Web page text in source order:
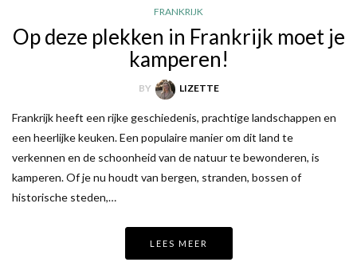
FRANKRIJK
Op deze plekken in Frankrijk moet je
kamperen!
BY LIZETTE
Frankrijk heeft een rijke geschiedenis, prachtige landschappen en
een heerlijke keuken. Een populaire manier om dit land te
verkennen en de schoonheid van de natuur te bewonderen, is
kamperen. Of je nu houdt van bergen, stranden, bossen of
historische steden,…
LEES MEER